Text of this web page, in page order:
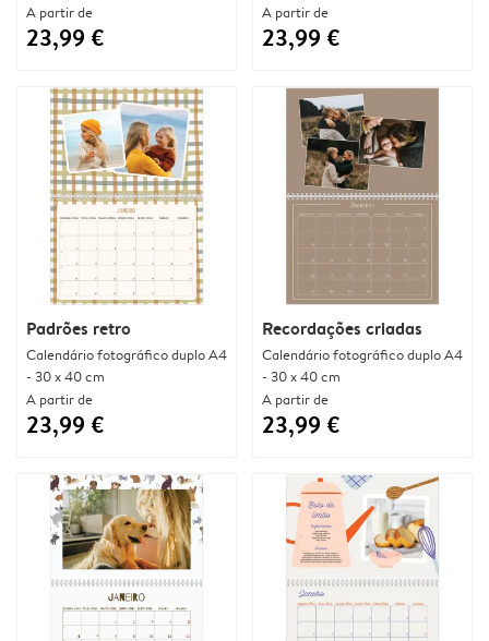
A partir de
23,99 €
A partir de
23,99 €
Padrões retro
Calendário fotográfico duplo A4
- 30 x 40 cm
A partir de
23,99 €
Recordações criadas
Calendário fotográfico duplo A4
- 30 x 40 cm
A partir de
23,99 €